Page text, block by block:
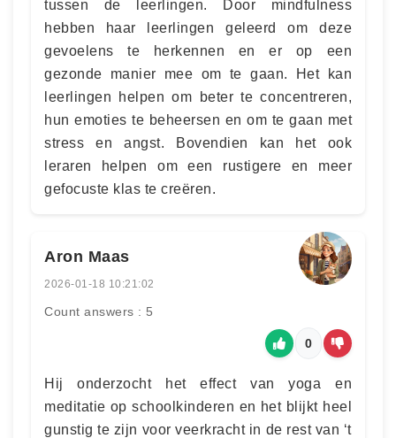
tussen de leerlingen. Door mindfulness
hebben haar leerlingen geleerd om deze
gevoelens te herkennen en er op een
gezonde manier mee om te gaan. Het kan
leerlingen helpen om beter te concentreren,
hun emoties te beheersen en om te gaan met
stress en angst. Bovendien kan het ook
leraren helpen om een rustigere en meer
gefocuste klas te creëren.
Aron Maas
2026-01-18 10:21:02
Count answers : 5
0
Hij onderzocht het effect van yoga en
meditatie op schoolkinderen en het blijkt heel
gunstig te zijn voor veerkracht in de rest van ‘t